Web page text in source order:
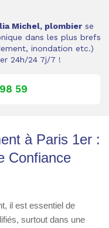
Michel, plombier se
dans les plus brefs
inondation etc.)
24h/24 7j/7 !
59
à Paris 1er :
Confiance
il est essentiel de
surtout dans une